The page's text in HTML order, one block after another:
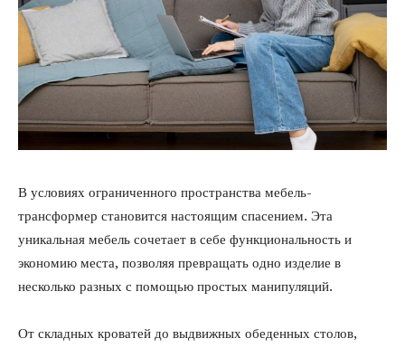
В условиях ограниченного пространства мебель-
трансформер становится настоящим спасением. Эта
уникальная мебель сочетает в себе функциональность и
экономию места, позволяя превращать одно изделие в
несколько разных с помощью простых манипуляций.
От складных кроватей до выдвижных обеденных столов,